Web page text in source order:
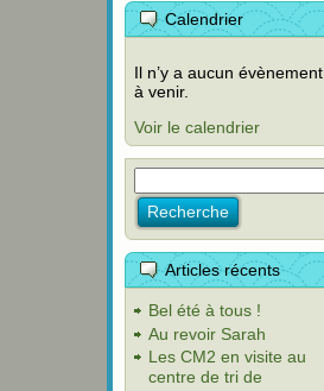
Calendrier
Il n’y a aucun évènement
à venir.
Voir le calendrier
Articles récents
Bel été à tous !
Au revoir Sarah
Les CM2 en visite au
centre de tri de